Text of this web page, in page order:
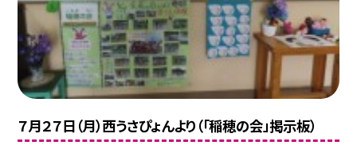
７月２７日（月）西うさぴょんより（「稲穂の会」掲示板）